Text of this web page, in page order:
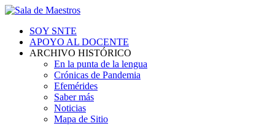
SOY SNTE
APOYO AL DOCENTE
ARCHIVO HISTÓRICO
En la punta de la lengua
Crónicas de Pandemia
Efemérides
Saber más
Noticias
Mapa de Sitio